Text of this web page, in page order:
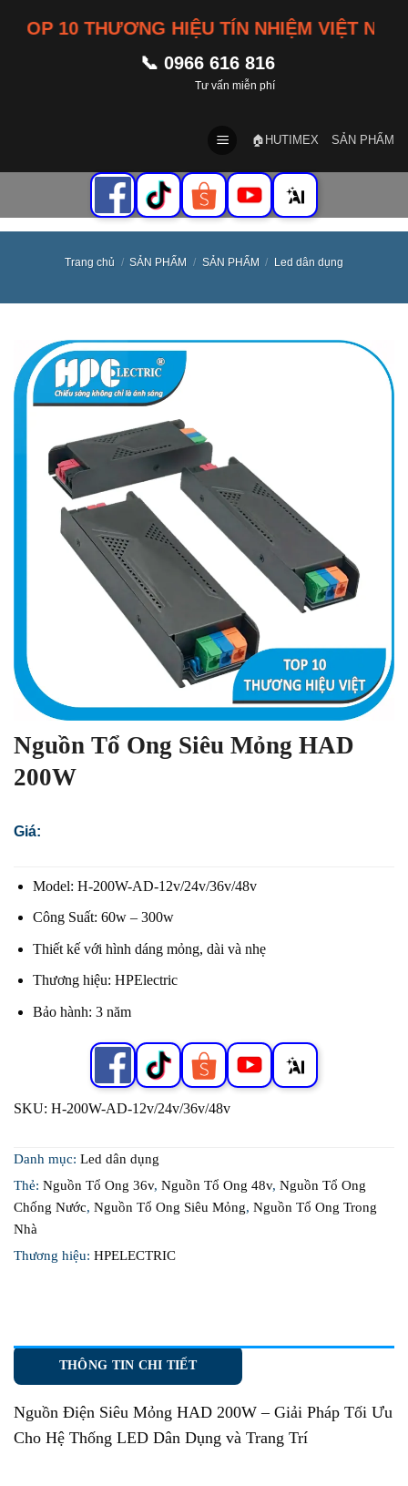
10 THƯƠNG HIỆU TÍN NHIỆM VIỆT NAM
📞 0966 616 816
Tư vấn miễn phí
🏠HUTIMEX SẢN PHẨM
Trang chủ / SẢN PHẨM / SẢN PHẨM / Led dân dụng
Nguồn Tổ Ong Siêu Mỏng HAD
200W
Giá:
Model: H-200W-AD-12v/24v/36v/48v
Công Suất: 60w – 300w
Thiết kế với hình dáng mỏng, dài và nhẹ
Thương hiệu: HPElectric
Bảo hành: 3 năm
SKU: H-200W-AD-12v/24v/36v/48v
Danh mục: Led dân dụng
Thẻ: Nguồn Tổ Ong 36v, Nguồn Tổ Ong 48v, Nguồn Tổ Ong
Chống Nước, Nguồn Tổ Ong Siêu Mỏng, Nguồn Tổ Ong Trong
Nhà
Thương hiệu: HPELECTRIC
THÔNG TIN CHI TIẾT
Nguồn Điện Siêu Mỏng HAD 200W – Giải Pháp Tối Ưu
Cho Hệ Thống LED Dân Dụng và Trang Trí